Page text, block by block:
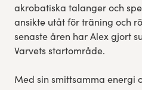
akrobatiska talanger och
ansikte utåt för träning och
senaste åren har Alex gjort
Varvets startområde.
Med sin smittsamma energi